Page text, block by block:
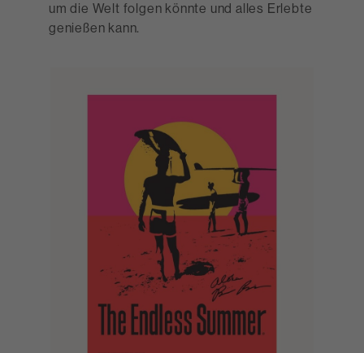
um die Welt folgen könnte und alles Erlebte
genießen kann.